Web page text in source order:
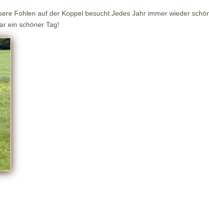
Fohlen auf der Koppel besucht.Jedes Jahr immer wieder
ein schöner Tag!